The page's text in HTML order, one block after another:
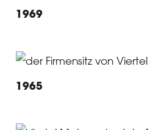
1969
1965